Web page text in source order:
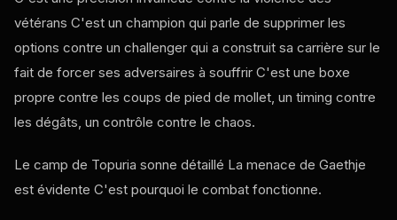
vétérans C'est un champion qui parle de supprimer les
options contre un challenger qui a construit sa carrière sur le
fait de forcer ses adversaires à souffrir C'est une boxe
propre contre les coups de pied de mollet, un timing contre
les dégâts, un contrôle contre le chaos.
Le camp de Topuria sonne détaillé La menace de Gaethje
est évidente C'est pourquoi le combat fonctionne.